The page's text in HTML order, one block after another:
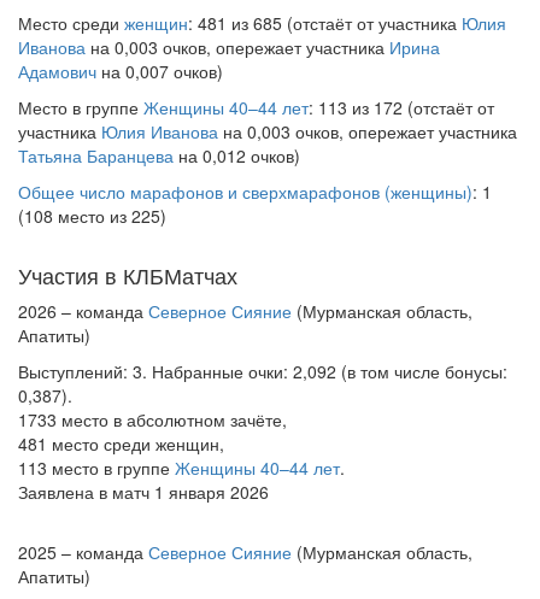
Место среди женщин: 481 из 685 (отстаёт от участника Юлия
Иванова на 0,003 очков, опережает участника Ирина
Адамович на 0,007 очков)
Место в группе Женщины 40–44 лет: 113 из 172 (отстаёт от
участника Юлия Иванова на 0,003 очков, опережает участника
Татьяна Баранцева на 0,012 очков)
Общее число марафонов и сверхмарафонов (женщины): 1
(108 место из 225)
Участия в КЛБМатчах
2026 – команда Северное Сияние (Мурманская область,
Апатиты)
Выступлений: 3. Набранные очки: 2,092 (в том числе бонусы:
0,387).
1733 место в абсолютном зачёте,
481 место среди женщин,
113 место в группе Женщины 40–44 лет.
Заявлена в матч 1 января 2026
2025 – команда Северное Сияние (Мурманская область,
Апатиты)